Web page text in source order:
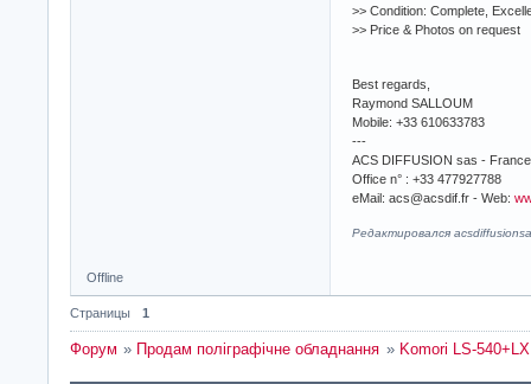
>> Condition: Complete,
>> Price & Photos on request
Best regards,
Raymond SALLOUM
Mobile: +33 610633783
---
ACS DIFFUSION sas - France
Office n° : +33 477927788
eMail: acs@acsdif.fr - Web:
Редактировался
Offline
Страницы 1
Форум » Продам поліграфічне обладнання » Komori LS-